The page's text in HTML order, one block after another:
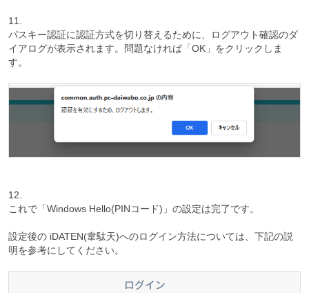
11.
パスキー認証に認証方式を切り替えるために、ログアウト確認のダ
イアログが表示されます。問題なければ「OK」をクリックしま
す。
12.
これで「Windows Hello(PINコード)」の設定は完了です。
設定後の iDATEN(韋駄天)へのログイン方法については、下記の説
明を参考にしてください。